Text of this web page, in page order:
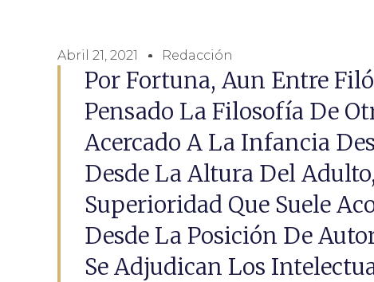
Abril 21, 2021 Redacción
Por Fortuna, Aun Entre
Pensado La Filosofía De
Acercado A La Infancia
Desde La Altura Del
Superioridad Que Suele
Desde La Posición De
Se Adjudican Los